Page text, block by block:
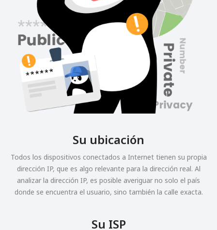
Su ubicación
Todos los dispositivos conectados a Internet tienen su propia
dirección IP, que es algo relevante para la dirección real. Al
analizar la dirección IP, es posible averiguar no solo el país
donde se encuentra el usuario, sino también la calle exacta.
Su ISP